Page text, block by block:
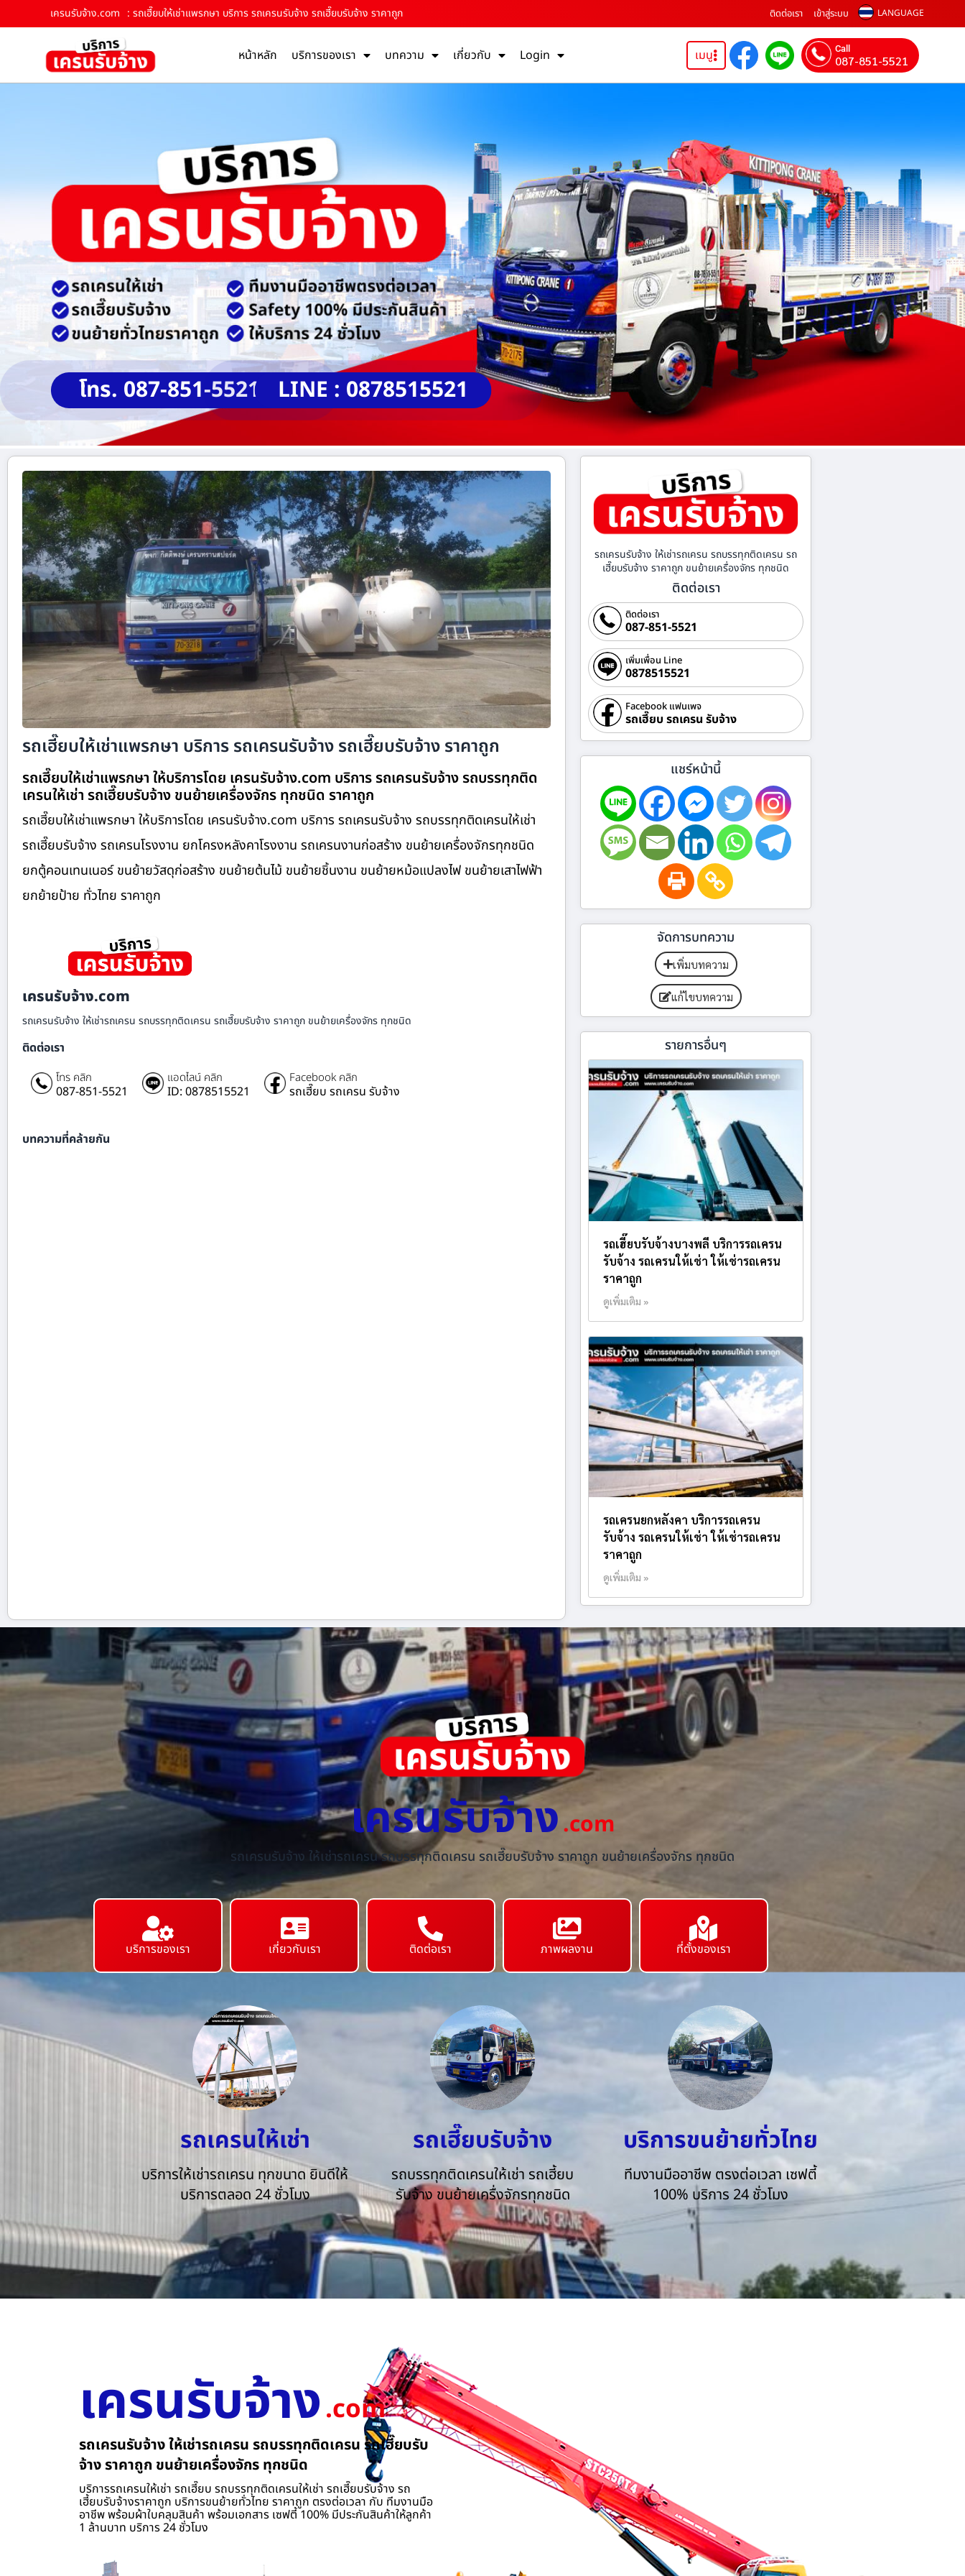
เครนรับจ้าง.com : รถเฮี๊ยบให้เช่าแพรกษา บริการ รถเครนรับจ้าง รถเฮี๊ยบรับจ้าง ราคาถูก ติดต่อเรา เข้าสู่ระบบ LANGUAGE
หน้าหลัก บริการของเรา บทความ เกี่ยวกับ Login เมนู Call
087-851-5521
โทร. 087-851-5521 LINE : 0878515521
รถเฮี๊ยบให้เช่าแพรกษา บริการ รถเครนรับจ้าง รถเฮี๊ยบรับจ้าง ราคาถูก
รถเฮี๊ยบให้เช่าแพรกษา ให้บริการโดย เครนรับจ้าง.com บริการ รถเครนรับจ้าง รถบรรทุกติด
เครนให้เช่า รถเฮี๊ยบรับจ้าง ขนย้ายเครื่องจักร ทุกชนิด ราคาถูก
รถเฮี๊ยบให้เช่าแพรกษา ให้บริการโดย เครนรับจ้าง.com บริการ รถเครนรับจ้าง รถบรรทุกติดเครนให้เช่า
รถเฮี๊ยบรับจ้าง รถเครนโรงงาน ยกโครงหลังคาโรงงาน รถเครนงานก่อสร้าง ขนย้ายเครื่องจักรทุกชนิด
ยกตู้คอนเทนเนอร์ ขนย้ายวัสดุก่อสร้าง ขนย้ายต้นไม้ ขนย้ายชิ้นงาน ขนย้ายหม้อแปลงไฟ ขนย้ายเสาไฟฟ้า
ยกย้ายป้าย ทั่วไทย ราคาถูก
เครนรับจ้าง.com
รถเครนรับจ้าง ให้เช่ารถเครน รถบรรทุกติดเครน รถเฮี๊ยบรับจ้าง ราคาถูก ขนย้ายเครื่องจักร ทุกชนิด
ติดต่อเรา
โทร คลิก
087-851-5521
แอดไลน์ คลิก
ID: 0878515521
Facebook คลิก
รถเฮี๊ยบ รถเครน รับจ้าง
บทความที่คล้ายกัน
รถเครนรับจ้าง ให้เช่ารถเครน รถบรรทุกติดเครน รถ
เฮี๊ยบรับจ้าง ราคาถูก ขนย้ายเครื่องจักร ทุกชนิด
ติดต่อเรา
ติดต่อเรา
087-851-5521
เพิ่มเพื่อน Line
0878515521
Facebook แฟนเพจ
รถเฮี๊ยบ รถเครน รับจ้าง
แชร์หน้านี้
จัดการบทความ
เพิ่มบทความ
แก้ไขบทความ
รายการอื่นๆ
รถเฮี๊ยบรับจ้างบางพลี บริการรถเครน
รับจ้าง รถเครนให้เช่า ให้เช่ารถเครน
ราคาถูก
ดูเพิ่มเติม »
รถเครนยกหลังคา บริการรถเครน
รับจ้าง รถเครนให้เช่า ให้เช่ารถเครน
ราคาถูก
ดูเพิ่มเติม »
เครนรับจ้าง.com
รถเครนรับจ้าง ให้เช่ารถเครน รถบรรทุกติดเครน รถเฮี๊ยบรับจ้าง ราคาถูก ขนย้ายเครื่องจักร ทุกชนิด
บริการของเรา เกี่ยวกับเรา ติดต่อเรา ภาพผลงาน ที่ตั้งของเรา
รถเครนให้เช่า
บริการให้เช่ารถเครน ทุกขนาด ยินดีให้
บริการตลอด 24 ชั่วโมง
รถเฮี๊ยบรับจ้าง
รถบรรทุกติดเครนให้เช่า รถเฮี้ยบ
รับจ้าง ขนย้ายเครื่งจักรทุกชนิด
บริการขนย้ายทั่วไทย
ทีมงานมืออาชีพ ตรงต่อเวลา เซฟตี้
100% บริการ 24 ชั่วโมง
เครนรับจ้าง.com
รถเครนรับจ้าง ให้เช่ารถเครน รถบรรทุกติดเครน รถเฮี๊ยบรับ
จ้าง ราคาถูก ขนย้ายเครื่องจักร ทุกชนิด
บริการรถเครนให้เช่า รถเฮี๊ยบ รถบรรทุกติดเครนให้เช่า รถเฮี๊ยบรับจ้าง รถ
เฮี้ยบรับจ้างราคาถูก บริการขนย้ายทั่วไทย ราคาถูก ตรงต่อเวลา กับ ทีมงานมือ
อาชีพ พร้อมผ้าใบคลุมสินค้า พร้อมเอกสาร เซฟตี้ 100% มีประกันสินค้าให้ลูกค้า
1 ล้านบาท บริการ 24 ชั่วโมง